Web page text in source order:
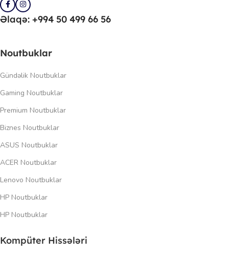
Əlaqə: +994 50 499 66 56
Noutbuklar
Gündəlik Noutbuklar
Gaming Noutbuklar
Premium Noutbuklar
Biznes Noutbuklar
ASUS Noutbuklar
ACER Noutbuklar
Lenovo Noutbuklar
HP Noutbuklar
HP Noutbuklar
Kompüter Hissələri